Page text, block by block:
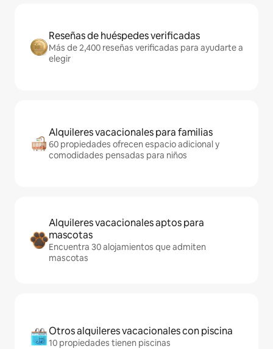
Reseñas de huéspedes verificadas
Más de 2,400 reseñas verificadas para ayudarte a
elegir
Alquileres vacacionales para familias
60 propiedades ofrecen espacio adicional y
comodidades pensadas para niños
Alquileres vacacionales aptos para
mascotas
Encuentra 30 alojamientos que admiten
mascotas
Otros alquileres vacacionales con piscina
10 propiedades tienen piscinas